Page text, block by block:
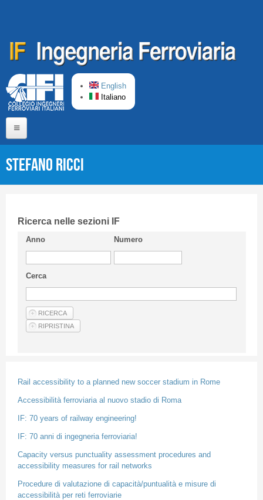
English
Italiano
CIFI in breve
Linee Guida
Privacy Policy
Articoli
Stefano RICCI
Ricerca nelle sezioni IF
Anno Numero
Cerca
Rail accessibility to a planned new soccer stadium in Rome
Accessibilità ferroviaria al nuovo stadio di Roma
IF: 70 years of railway engineering!
IF: 70 anni di ingegneria ferroviaria!
Capacity versus punctuality assessment procedures and
accessibility measures for rail networks
Procedure di valutazione di capacità/puntualità e misure di
accessibilità per reti ferroviarie